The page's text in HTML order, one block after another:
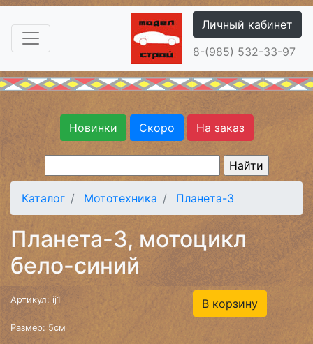
Личный кабинет
8-(985) 532-33-97
Новинки Скоро На заказ
Каталог Мототехника Планета-3
Планета-3, мотоцикл
бело-синий
Артикул: ij1
Размер: 5см
В корзину